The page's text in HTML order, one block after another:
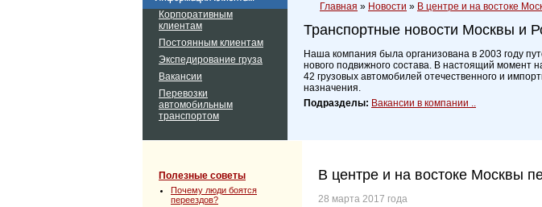
Корпоративным
клиентам
Постоянным клиентам
Экспедирование груза
Вакансии
Перевозки
автомобильным
транспортом
Главная » Новости » В центре и на востоке
Транспортные новости Москвы и
Наша компания была организована в 2003 году
нового подвижного состава. В настоящий момент
42 грузовых автомобилей отечественного и
назначения.
Подразделы: Вакансии в компании ..
Полезные советы
Почему люди боятся
переездов?
В центре и на востоке Москвы
28 марта 2017 года